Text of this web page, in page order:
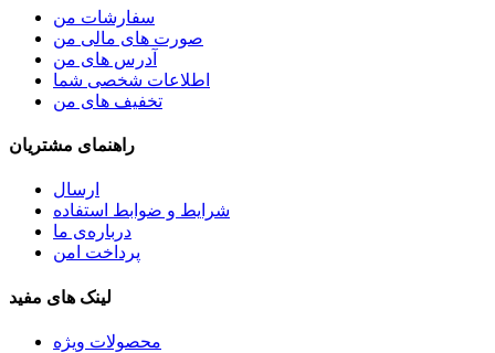
سفارشات من
صورت های مالی من
آدرس های من
اطلاعات شخصی شما
تخفیف های من
راهنمای مشتریان
ارسال
شرایط و ضوابط استفاده
درباره‌ی ما
پرداخت امن
لینک های مفید
محصولات ویژه